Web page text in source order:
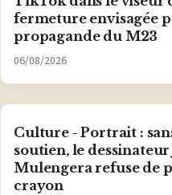
fermeture envisagée
propagande du M23
06/08/2026
Culture - Portrait :
soutien, le
Mulengera refuse de
crayon